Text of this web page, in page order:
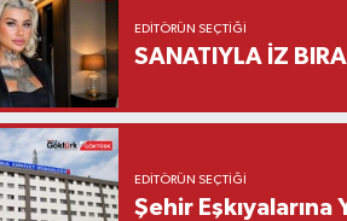
EDITÖRÜN SEÇTIĞI
SANATIYLA İZ
EDITÖRÜN SEÇTIĞI
Şehir